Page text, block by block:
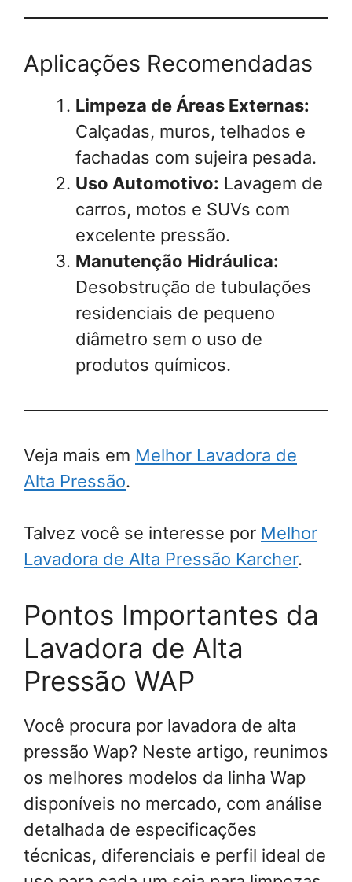
Aplicações Recomendadas
Limpeza de Áreas Externas:
Calçadas, muros, telhados e
fachadas com sujeira pesada.
Uso Automotivo: Lavagem de
carros, motos e SUVs com
excelente pressão.
Manutenção Hidráulica:
Desobstrução de tubulações
residenciais de pequeno
diâmetro sem o uso de
produtos químicos.
Veja mais em Melhor Lavadora de
Alta Pressão.
Talvez você se interesse por Melhor
Lavadora de Alta Pressão Karcher.
Pontos Importantes da
Lavadora de Alta
Pressão WAP
Você procura por lavadora de alta
pressão Wap? Neste artigo, reunimos
os melhores modelos da linha Wap
disponíveis no mercado, com análise
detalhada de especificações
técnicas, diferenciais e perfil ideal de